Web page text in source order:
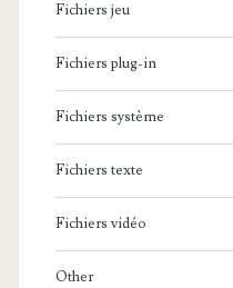
Fichiers jeu
Fichiers plug-in
Fichiers système
Fichiers texte
Fichiers vidéo
Other